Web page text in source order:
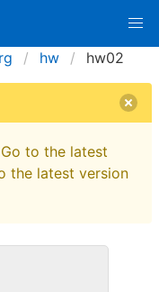
hw hw02
to the latest
the latest version